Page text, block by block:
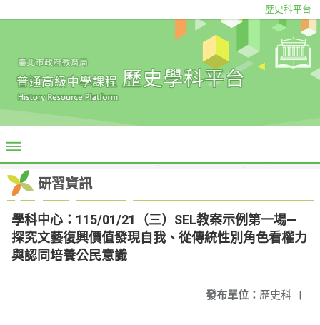
歷史科平台
研習資訊
學科中心：115/01/21（三）SEL教案示例第一場—
探究文藝復興價值發現自我、從傳統性別角色看權力
與認同培養公民意識
發布單位： 歷史科 |